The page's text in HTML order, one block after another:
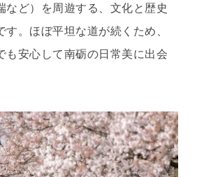
など）を周遊する、文化と歴史
す。ほぼ平坦な道が続くため、
も安心して南砺の日常美に出会